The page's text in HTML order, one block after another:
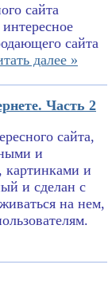
сайта
сайта
далее »
Часть 2
сайта,
и
картинками и
и сделан с
на нем,